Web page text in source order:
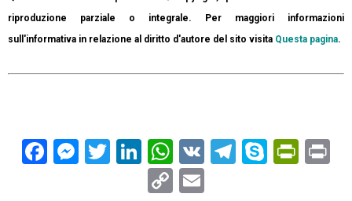
riproduzione parziale o integrale. Per maggiori informazioni
sull'informativa in relazione al diritto d'autore del sito visita Questa pagina.
Facebook
Messenger
TwitterLinkedIn
WhatsApp
VK Telegram
Skype
Copy